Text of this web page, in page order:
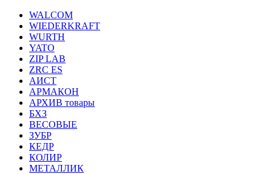
WALCOM
WIEDERKRAFT
WURTH
YATO
ZIP LAB
ZRC ES
АИСТ
АРМАКОН
АРХИВ товары
БХЗ
ВЕСОВЫЕ
ЗУБР
КЕДР
КОЛИР
МЕТАЛЛИК